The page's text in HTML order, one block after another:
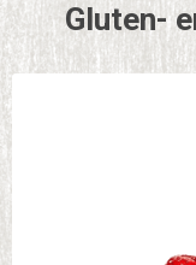
Gluten-